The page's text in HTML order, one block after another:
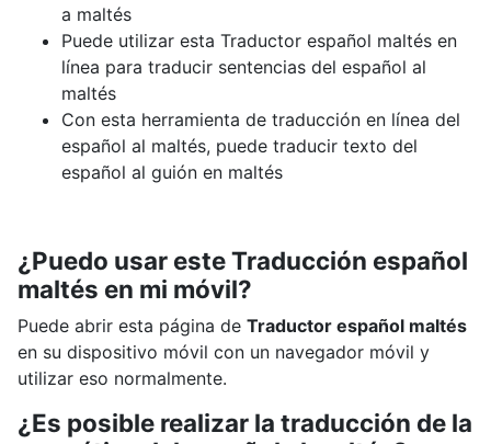
a maltés
Puede utilizar esta Traductor español maltés en
línea para traducir sentencias del español al
maltés
Con esta herramienta de traducción en línea del
español al maltés, puede traducir texto del
español al guión en maltés
¿Puedo usar este Traducción español
maltés en mi móvil?
Puede abrir esta página de Traductor español maltés
en su dispositivo móvil con un navegador móvil y
utilizar eso normalmente.
¿Es posible realizar la traducción de la